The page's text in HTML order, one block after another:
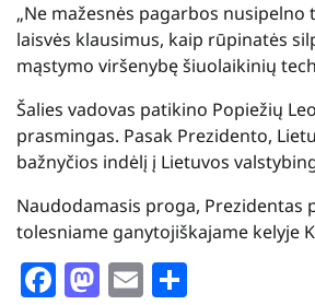
„Ne mažesnės pagarbos
laisvės klausimus, kaip rūpinatės
mąstymo viršenybę šiuolaikinių
Šalies vadovas patikino Popiežių
prasmingas. Pasak Prezidento,
bažnyčios indėlį į Lietuvos
Naudodamasis proga,
tolesniame ganytojiškajame kelyje
Facebook
Mastodon
Email